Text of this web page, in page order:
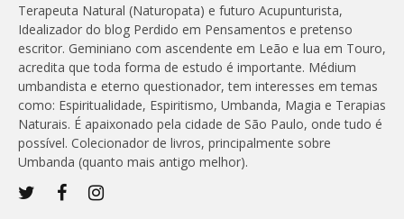
Terapeuta Natural (Naturopata) e futuro Acupunturista,
Idealizador do blog Perdido em Pensamentos e pretenso
escritor. Geminiano com ascendente em Leão e lua em Touro,
acredita que toda forma de estudo é importante. Médium
umbandista e eterno questionador, tem interesses em temas
como: Espiritualidade, Espiritismo, Umbanda, Magia e Terapias
Naturais. É apaixonado pela cidade de São Paulo, onde tudo é
possível. Colecionador de livros, principalmente sobre
Umbanda (quanto mais antigo melhor).